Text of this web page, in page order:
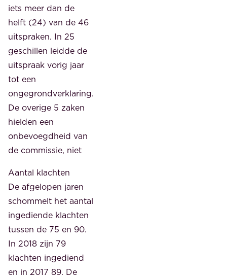
iets meer dan de
helft (24) van de 46
uitspraken. In 25
geschillen leidde de
uitspraak vorig jaar
tot een
ongegrondverklaring.
De overige 5 zaken
hielden een
onbevoegdheid van
de commissie, niet
Aantal klachten
De afgelopen jaren
schommelt het aantal
ingediende klachten
tussen de 75 en 90.
In 2018 zijn 79
klachten ingediend
en in 2017 89. De